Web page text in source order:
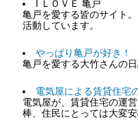
I ＬＯＶＥ 亀戸
亀戸を愛する皆のサイト
活動しています。
やっぱり亀戸が好き！
亀戸を愛する大竹さんの
電気屋による賃貸住宅
電気屋が、賃貸住宅の運
棒、住民にとっては大変安